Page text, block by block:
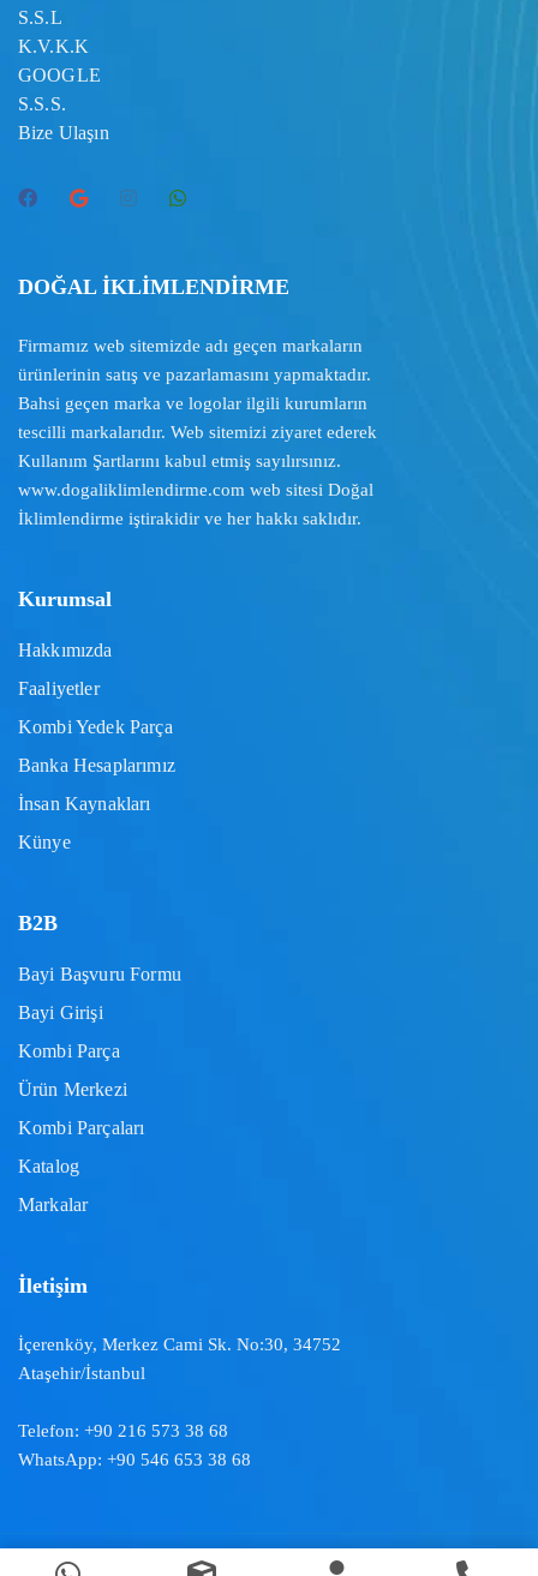
S.S.L
K.V.K.K
GOOGLE
S.S.S.
Bize Ulaşın
DOĞAL İKLİMLENDİRME
Firmamız web sitemizde adı geçen markaların
ürünlerinin satış ve pazarlamasını yapmaktadır.
Bahsi geçen marka ve logolar ilgili kurumların
tescilli markalarıdır. Web sitemizi ziyaret ederek
Kullanım Şartlarını kabul etmiş sayılırsınız.
www.dogaliklimlendirme.com web sitesi Doğal
İklimlendirme iştirakidir ve her hakkı saklıdır.
Kurumsal
Hakkımızda
Faaliyetler
Kombi Yedek Parça
Banka Hesaplarımız
İnsan Kaynakları
Künye
B2B
Bayi Başvuru Formu
Bayi Girişi
Kombi Parça
Ürün Merkezi
Kombi Parçaları
Katalog
Markalar
İletişim
İçerenköy, Merkez Cami Sk. No:30, 34752
Ataşehir/İstanbul
Telefon: +90 216 573 38 68
WhatsApp: +90 546 653 38 68